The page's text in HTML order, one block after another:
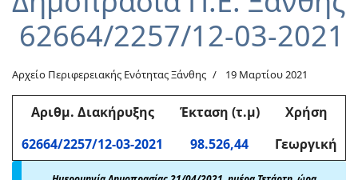
62664/2257/12-03-2021
Αρχείο Περιφερειακής Ενότητας Ξάνθης 19 Μαρτίου 2021
Αριθμ. Διακήρυξης Έκταση (τ.μ)
Χρήση
62664/2257/12-03-2021
98.526,44 Γεωργική